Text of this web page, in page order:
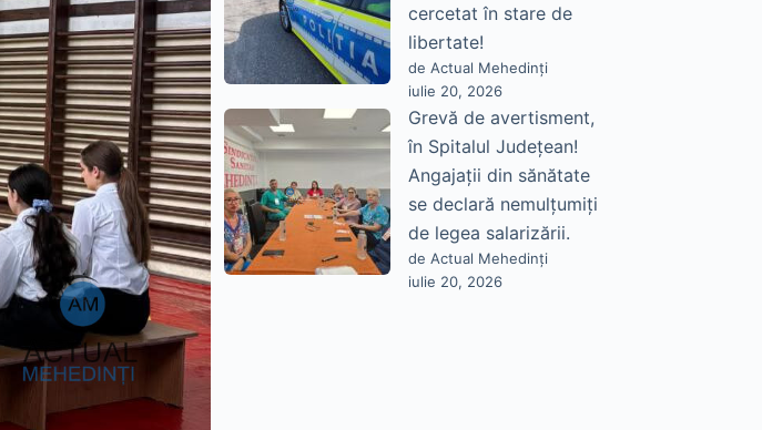
cercetat în stare de
libertate!
de Actual Mehedinți
iulie 20, 2026
Grevă de avertisment,
în Spitalul Județean!
Angajații din sănătate
se declară nemulțumiți
de legea salarizării.
de Actual Mehedinți
iulie 20, 2026